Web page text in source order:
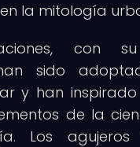
la mitología
con
han sido
y han
de la
Los agujeros